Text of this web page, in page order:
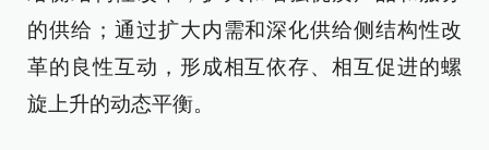
的供给；通过扩大内需和深化供给侧结构性改
革的良性互动，形成相互依存、相互促进的螺
旋上升的动态平衡。